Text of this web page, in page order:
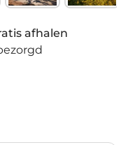
afhalen